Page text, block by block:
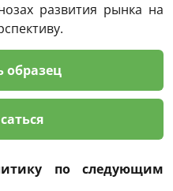
развития рынка на
образец
по следующим